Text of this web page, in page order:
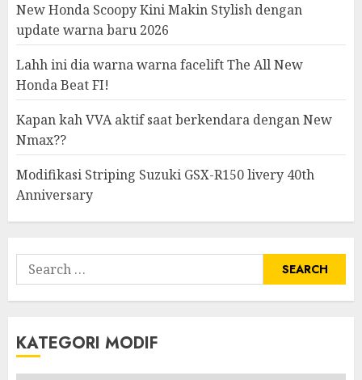
New Honda Scoopy Kini Makin Stylish dengan
update warna baru 2026
Lahh ini dia warna warna facelift The All New
Honda Beat FI!
Kapan kah VVA aktif saat berkendara dengan New
Nmax??
Modifikasi Striping Suzuki GSX-R150 livery 40th
Anniversary
Search
for:
KATEGORI MODIF